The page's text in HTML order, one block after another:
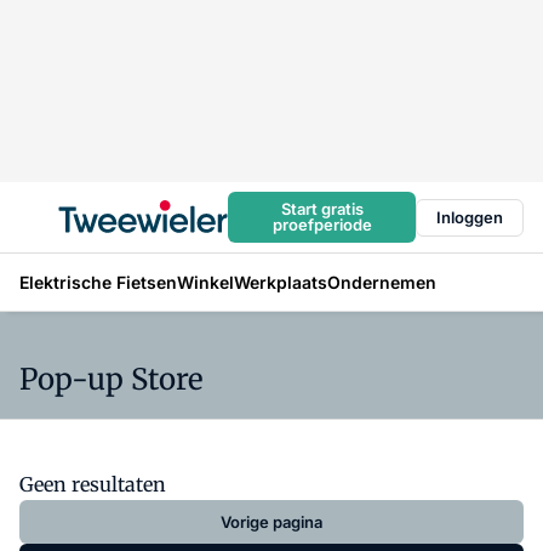
Start gratis
proefperiode
Inloggen
Elektrische FietsenWinkelWerkplaatsOndernemen
Pop-up Store
Geen resultaten
Vorige pagina